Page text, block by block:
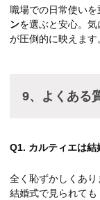
職場での日常使いを
ンを選ぶと安心。
が圧倒的に映えます
9、よくある
Q1. カルティエは結
全く恥ずかしくあり
結婚式で見られても